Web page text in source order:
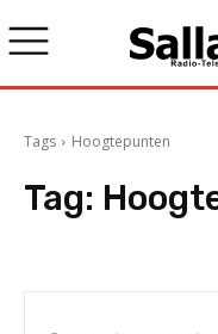
Tags Hoogtepunten
Tag: